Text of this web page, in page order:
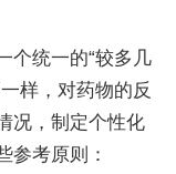
个统一的“较多几
样，对药物的反
况，制定个性化
参考原则：